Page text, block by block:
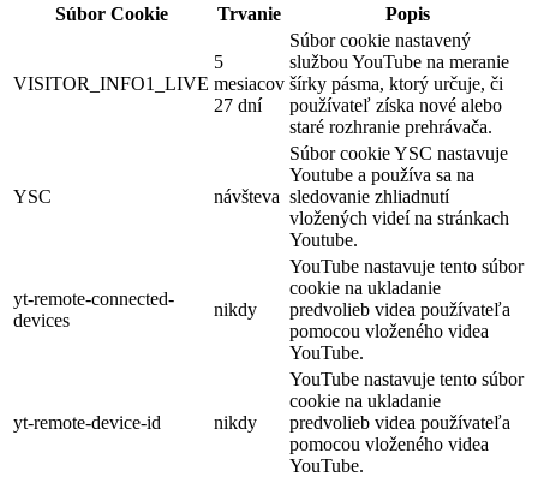
Súbor Cookie
Trvanie Popis
VISITOR_INFO1_LIVE
5
mesiacov
27 dní
Súbor cookie nastavený
službou YouTube na meranie
šírky pásma, ktorý určuje, či
používateľ získa nové alebo
staré rozhranie prehrávača.
YSC návšteva
Súbor cookie YSC nastavuje
Youtube a používa sa na
sledovanie zhliadnutí
vložených videí na stránkach
Youtube.
yt-remote-connected-
devices
nikdy
YouTube nastavuje tento súbor
cookie na ukladanie
predvolieb videa používateľa
pomocou vloženého videa
YouTube.
yt-remote-device-id nikdy
YouTube nastavuje tento súbor
cookie na ukladanie
predvolieb videa používateľa
pomocou vloženého videa
YouTube.